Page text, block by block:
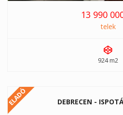
13 990
telek
924 m2
ELADÓ DEBRECEN -